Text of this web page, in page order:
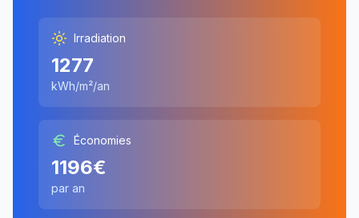
Irradiation
1277
kWh/m²/an
Économies
1196€
par an